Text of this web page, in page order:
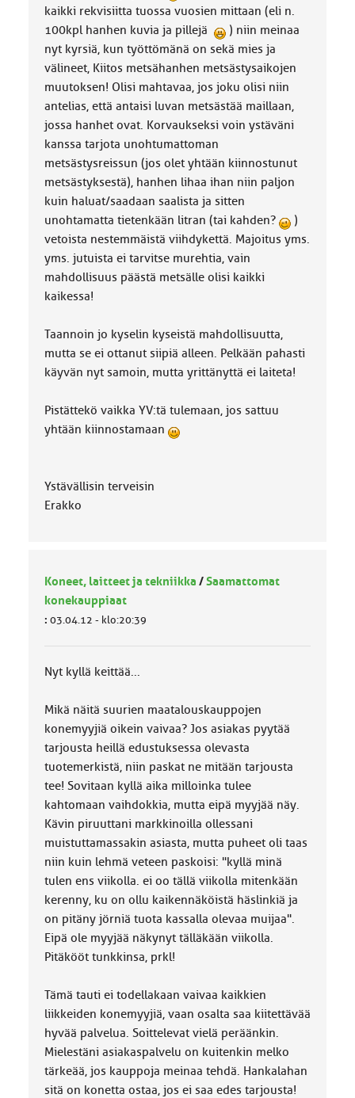
kaikki rekvisiitta tuossa vuosien mittaan (eli n.
100kpl hanhen kuvia ja pillejä
) niin meinaa
nyt kyrsiä, kun työttömänä on sekä mies ja
välineet, Kiitos metsähanhen metsästysaikojen
muutoksen! Olisi mahtavaa, jos joku olisi niin
antelias, että antaisi luvan metsästää maillaan,
jossa hanhet ovat. Korvaukseksi voin ystäväni
kanssa tarjota unohtumattoman
metsästysreissun (jos olet yhtään kiinnostunut
metsästyksestä), hanhen lihaa ihan niin paljon
kuin haluat/saadaan saalista ja sitten
unohtamatta tietenkään litran (tai kahden?
)
vetoista nestemmäistä viihdykettä. Majoitus yms.
yms. jutuista ei tarvitse murehtia, vain
mahdollisuus päästä metsälle olisi kaikki
kaikessa!
Taannoin jo kyselin kyseistä mahdollisuutta,
mutta se ei ottanut siipiä alleen. Pelkään pahasti
käyvän nyt samoin, mutta yrittänyttä ei laiteta!
Pistättekö vaikka YV:tä tulemaan, jos sattuu
yhtään kiinnostamaan
Ystävällisin terveisin
Erakko
Koneet, laitteet ja tekniikka /Saamattomat
konekauppiaat
: 03.04.12 - klo:20:39
Nyt kyllä keittää...
Mikä näitä suurien maatalouskauppojen
konemyyjiä oikein vaivaa? Jos asiakas pyytää
tarjousta heillä edustuksessa olevasta
tuotemerkistä, niin paskat ne mitään tarjousta
tee! Sovitaan kyllä aika milloinka tulee
kahtomaan vaihdokkia, mutta eipä myyjää näy.
Kävin piruuttani markkinoilla ollessani
muistuttamassakin asiasta, mutta puheet oli taas
niin kuin lehmä veteen paskoisi: "kyllä minä
tulen ens viikolla. ei oo tällä viikolla mitenkään
kerenny, ku on ollu kaikennäköistä häslinkiä ja
on pitäny jörniä tuota kassalla olevaa muijaa".
Eipä ole myyjää näkynyt tälläkään viikolla.
Pitäkööt tunkkinsa, prkl!
Tämä tauti ei todellakaan vaivaa kaikkien
liikkeiden konemyyjiä, vaan osalta saa kiitettävää
hyvää palvelua. Soittelevat vielä peräänkin.
Mielestäni asiakaspalvelu on kuitenkin melko
tärkeää, jos kauppoja meinaa tehdä. Hankalahan
sitä on konetta ostaa, jos ei saa edes tarjousta!